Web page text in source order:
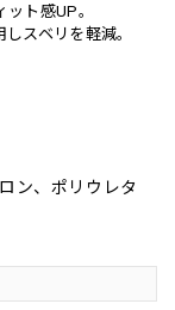
ト感UP。
スベリを軽減。
ン、ポリウレタ